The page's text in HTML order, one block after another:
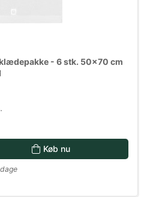
- 6 stk. 50x70 cm
Køb nu